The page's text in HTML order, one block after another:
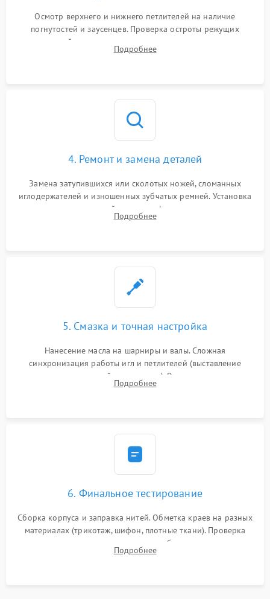
Осмотр верхнего и нижнего петлителей на наличие
погнутостей и заусенцев. Проверка остроты режущих
кромок ножей, состояния приводного ремня, электромотора
и механизма дифференциальной подачи ткани.
Подробнее
4. Ремонт и замена деталей
Замена затупившихся или сколотых ножей, сломанных
иглодержателей и изношенных зубчатых ремней. Установка
новых петлителей взамен деформированных.
Восстановление контактов в педали и цепях
Подробнее
5. Смазка и точная настройка
Нанесение масла на шарниры и валы. Сложная
синхронизация работы игл и петлителей (выставление
зазоров до сотых долей миллиметра). Регулировка прижима
ножей, ширины обметки и хода дифференциального
Подробнее
6. Финальное тестирование
Сборка корпуса и заправка нитей. Обметка краев на разных
материалах (трикотаж, шифон, плотные ткани). Проверка
ровности среза, эластичности шва, работы ролевого шва и
отсутствия стягивания или волнистости ткани.
Подробнее